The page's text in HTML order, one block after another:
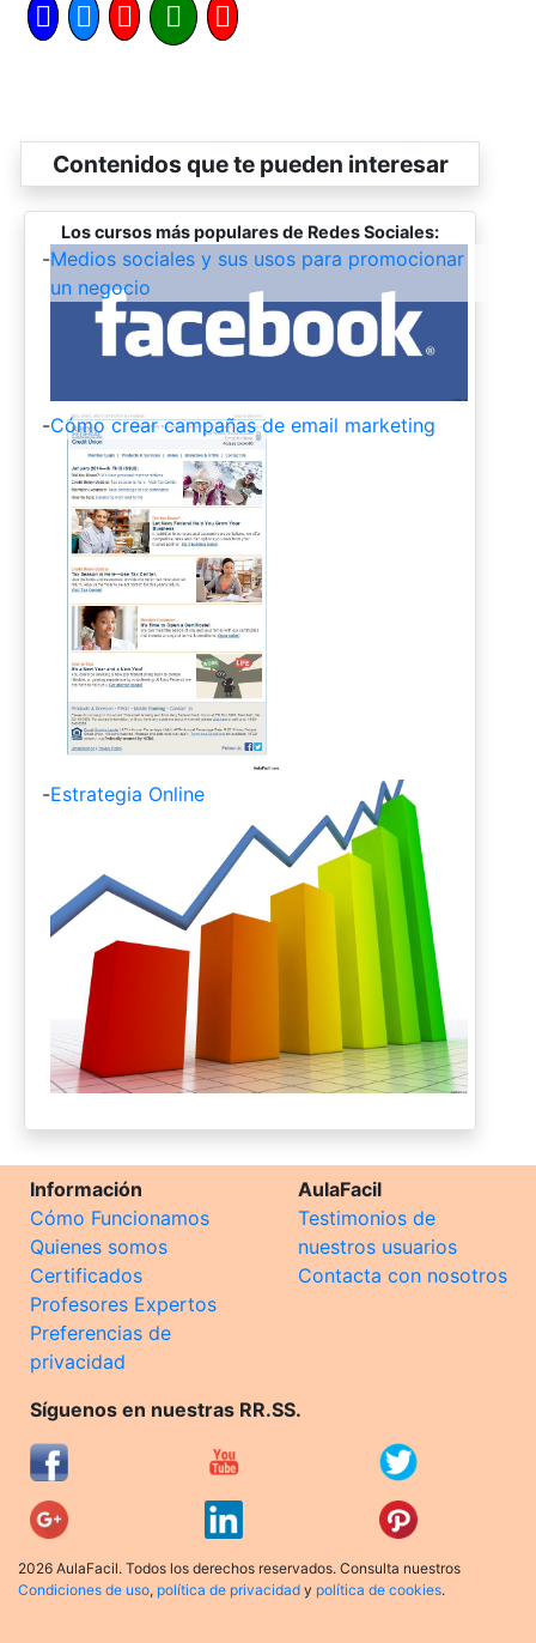
Contenidos que te pueden interesar
Los cursos más populares de Redes Sociales:
-Medios sociales y sus usos para promocionar
un negocio
-Cómo crear campañas de email marketing
-Estrategia Online
Información
Cómo Funcionamos
Quienes somos
Certificados
Profesores Expertos
Preferencias de
privacidad
AulaFacil
Testimonios de
nuestros usuarios
Contacta con nosotros
Síguenos en nuestras RR.SS.
2026 AulaFacil. Todos los derechos reservados. Consulta nuestros
Condiciones de uso, política de privacidad y política de cookies.